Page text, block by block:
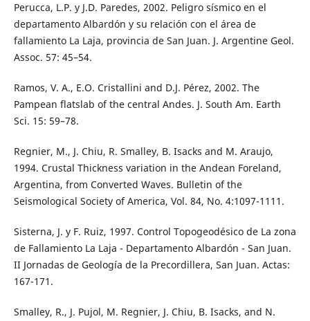
Perucca, L.P. y J.D. Paredes, 2002. Peligro sísmico en el
departamento Albardón y su relación con el área de
fallamiento La Laja, provincia de San Juan. J. Argentine Geol.
Assoc. 57: 45–54.
Ramos, V. A., E.O. Cristallini and D.J. Pérez, 2002. The
Pampean flatslab of the central Andes. J. South Am. Earth
Sci. 15: 59–78.
Regnier, M., J. Chiu, R. Smalley, B. Isacks and M. Araujo,
1994. Crustal Thickness variation in the Andean Foreland,
Argentina, from Converted Waves. Bulletin of the
Seismological Society of America, Vol. 84, No. 4:1097-1111.
Sisterna, J. y F. Ruiz, 1997. Control Topogeodésico de La zona
de Fallamiento La Laja - Departamento Albardón - San Juan.
II Jornadas de Geología de la Precordillera, San Juan. Actas:
167-171.
Smalley, R., J. Pujol, M. Regnier, J. Chiu, B. Isacks, and N.